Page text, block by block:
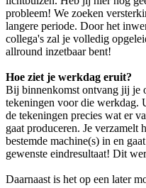
probleem! We zoeken
langere periode. Door het
collega's zal je volledig
allround inzetbaar bent!
Hoe ziet je werkdag eruit?
Bij binnenkomst ontvang jij je
tekeningen voor die werkdag.
de tekeningen precies wat er
gaat produceren. Je verzamelt
bestemde machine(s) in en
gewenste eindresultaat! Dit
Daarnaast is het op een later